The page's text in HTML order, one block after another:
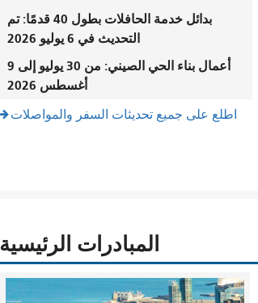
بدائل خدمة الحافلات بطول 40 قدمًا: تم
التحديث في 6 يوليو 2026
أعمال بناء الحي الصيني: من 30 يوليو إلى 9
أغسطس 2026
اطلع على جميع تحديثات السفر والمواصلات
المبادرات الرئيسية